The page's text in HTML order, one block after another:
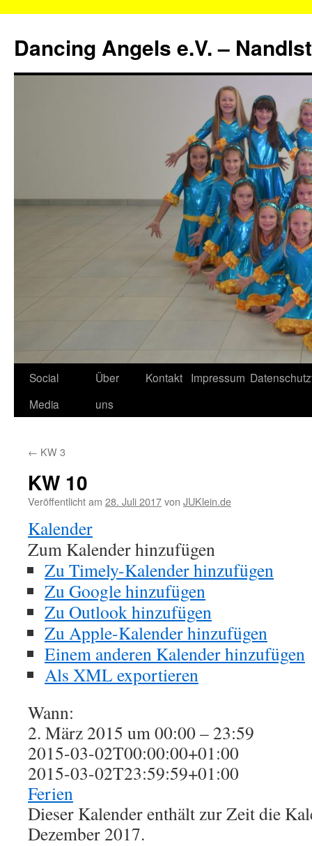
springen
Dancing Angels e.V. –
Social
Media
Über
uns
Kontakt Impressum
← KW 3
KW 10
Veröffentlicht am 28. Juli 2017von JUKlein.de
Kalender
Zum Kalender hinzufügen
Zu Timely-Kalender hinzufügen
Zu Google hinzufügen
Zu Outlook hinzufügen
Zu Apple-Kalender hinzufügen
Einem anderen Kalender hinzufügen
Als XML exportieren
Wann:
2. März 2015 um 00:00 – 23:59
2015-03-02T00:00:00+01:00
2015-03-02T23:59:59+01:00
Ferien
Dieser Kalender enthält zur Zeit die
Dezember 2017.